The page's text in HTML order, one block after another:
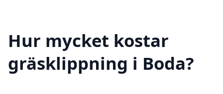
Hur mycket kostar
gräsklippning i Boda?